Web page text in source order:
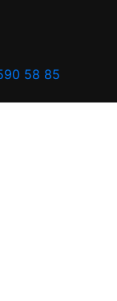
58 85